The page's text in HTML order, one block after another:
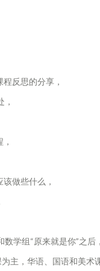
反思的分享，
做些什么，
学组“原来就是你”之后，
主，华语、国语和美术